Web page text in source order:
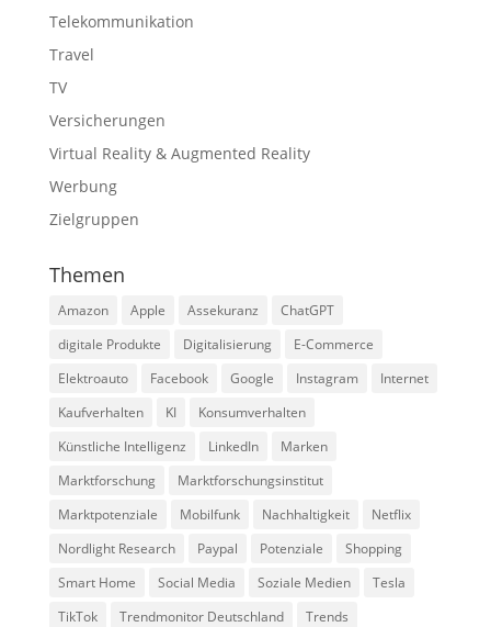
Telekommunikation
Travel
TV
Versicherungen
Virtual Reality & Augmented Reality
Werbung
Zielgruppen
Themen
Amazon Apple Assekuranz
ChatGPT
digitale Produkte
Digitalisierung
E-Commerce
Elektroauto
Facebook Google Instagram
Internet
Kaufverhalten
KI
Konsumverhalten
Künstliche Intelligenz
LinkedIn
Marken
Marktforschung
Marktforschungsinstitut
Marktpotenziale
Mobilfunk Nachhaltigkeit
Netflix
Nordlight Research
Paypal Potenziale
Shopping
Smart Home
Social Media Soziale Medien
Tesla
TikTok
Trendmonitor Deutschland
Trends